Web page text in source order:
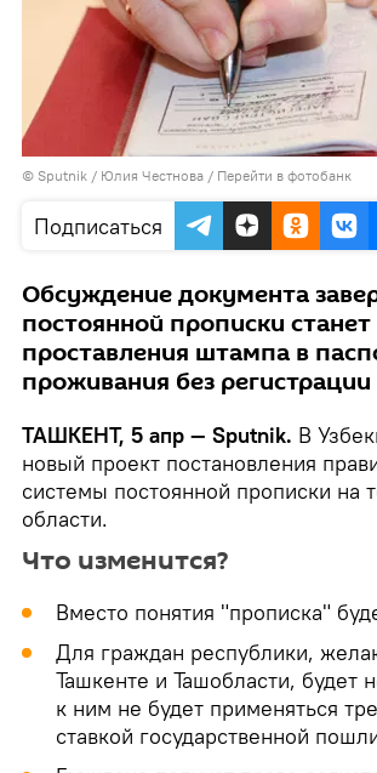
© Sputnik / Юлия Честнова / Перейти в фотобанк
Подписаться
Обсуждение документа
постоянной прописки
проставления штампа в
проживания без
ТАШКЕНТ, 5 апр — Sputnik. В
новый проект постановления
системы постоянной прописки на
области.
Что изменится?
Вместо понятия "прописка"
Для граждан республики,
Ташкенте и Ташобласти, будет
к ним не будет применяться
ставкой государственной